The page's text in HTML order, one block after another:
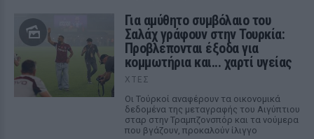
Για αμύθητο συμβόλαιο του
Σαλάχ γράφουν στην Τουρκία:
Προβλέπονται έξοδα για
κομμωτήρια και... χαρτί υγείας
ΧΤΕΣ
Οι Τούρκοί αναφέρουν τα οικονομικά
δεδομένα της μεταγραφής του Αιγύπτιου
σταρ στην Τραμπζονσπόρ και τα νούμερα
που βγάζουν, προκαλούν ίλιγγο